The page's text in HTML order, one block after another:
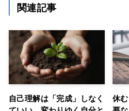
関連記事
自己理解は「完成」しなく
休